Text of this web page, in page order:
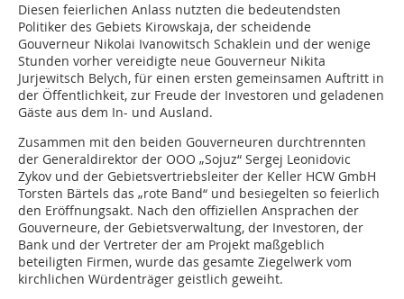
Diesen feierlichen Anlass nutzten die bedeutendsten
Politiker des Gebiets Kirowskaja, der scheidende
Gouverneur Nikolai Ivanowitsch Schaklein und der wenige
Stunden vorher vereidigte neue Gouverneur Nikita
Jurjewitsch Belych, für einen ersten gemeinsamen Auftritt in
der Öffentlichkeit, zur Freude der Investoren und geladenen
Gäste aus dem In- und Ausland.
Zusammen mit den beiden Gouverneuren durchtrennten
der Generaldirektor der OOO „Sojuz“ Sergej Leonidovic
Zykov und der Gebietsvertriebsleiter der Keller HCW GmbH
Torsten Bärtels das „rote Band“ und besiegelten so feierlich
den Eröffnungsakt. Nach den offiziellen Ansprachen der
Gouverneure, der Gebietsverwaltung, der Investoren, der
Bank und der Vertreter der am Projekt maßgeblich
beteiligten Firmen, wurde das gesamte Ziegelwerk vom
kirchlichen Würdenträger geistlich geweiht.